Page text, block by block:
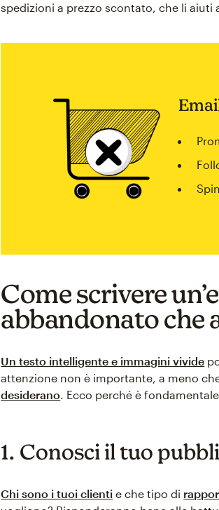
spedizioni a prezzo scontato, che li aiuti
Come scrivere
abbandonato che
Un testo intelligente e immagini vivide
attenzione non è importante, a meno
desiderano . Ecco perché è
1. Conosci il tuo
Chi sono i tuoi clienti e che tipo di